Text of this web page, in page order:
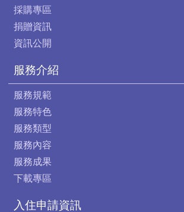
採購專區
捐贈資訊
資訊公開
服務介紹
服務規範
服務特色
服務類型
服務內容
服務成果
下載專區
入住申請資訊